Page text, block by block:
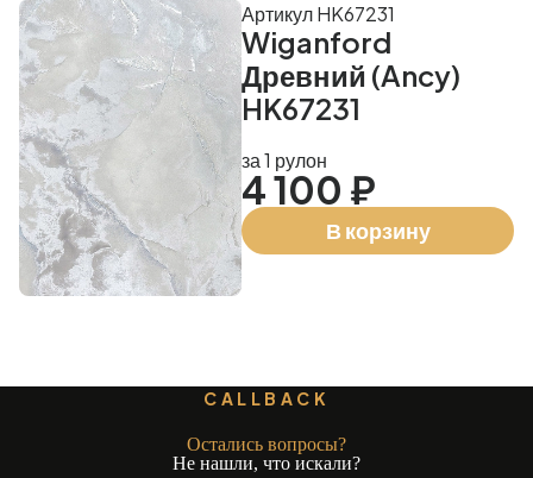
Wiganford
Древний (Ancy)
HK67231
Артикул HK67231
за 1 рулон
4 100 ₽
В корзину
CALLBACK
Остались вопросы?
Не нашли, что искали?